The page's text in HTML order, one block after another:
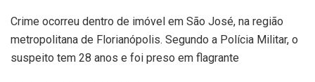
Crime ocorreu dentro de imóvel em São José, na região
metropolitana de Florianópolis. Segundo a Polícia Militar, o
suspeito tem 28 anos e foi preso em flagrante